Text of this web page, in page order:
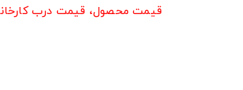
قیمت محصول، قیمت درب